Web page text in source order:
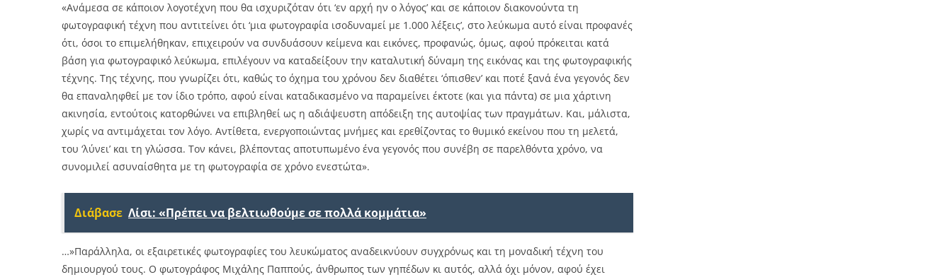
«Ανάμεσα σε κάποιον λογοτέχνη που θα ισχυριζόταν ότι ‘εν αρχή ην ο λόγος’ και σε κάποιον διακονούντα τη
φωτογραφική τέχνη που αντιτείνει ότι ‘μια φωτογραφία ισοδυναμεί με 1.000 λέξεις’, στο λεύκωμα αυτό είναι προφανές
ότι, όσοι το επιμελήθηκαν, επιχειρούν να συνδυάσουν κείμενα και εικόνες, προφανώς, όμως, αφού πρόκειται κατά
βάση για φωτογραφικό λεύκωμα, επιλέγουν να καταδείξουν την καταλυτική δύναμη της εικόνας και της φωτογραφικής
τέχνης. Της τέχνης, που γνωρίζει ότι, καθώς το όχημα του χρόνου δεν διαθέτει ‘όπισθεν’ και ποτέ ξανά ένα γεγονός δεν
θα επαναληφθεί με τον ίδιο τρόπο, αφού είναι καταδικασμένο να παραμείνει έκτοτε (και για πάντα) σε μια χάρτινη
ακινησία, εντούτοις κατορθώνει να επιβληθεί ως η αδιάψευστη απόδειξη της αυτοψίας των πραγμάτων. Και, μάλιστα,
χωρίς να αντιμάχεται τον λόγο. Αντίθετα, ενεργοποιώντας μνήμες και ερεθίζοντας το θυμικό εκείνου που τη μελετά,
του ‘λύνει’ και τη γλώσσα. Τον κάνει, βλέποντας αποτυπωμένο ένα γεγονός που συνέβη σε παρελθόντα χρόνο, να
συνομιλεί ασυναίσθητα με τη φωτογραφία σε χρόνο ενεστώτα».
Διάβασε Λίσι: «Πρέπει να βελτιωθούμε σε πολλά κομμάτια»
…»Παράλληλα, οι εξαιρετικές φωτογραφίες του λευκώματος αναδεικνύουν συγχρόνως και τη μοναδική τέχνη του
δημιουργού τους. Ο φωτογράφος Μιχάλης Παππούς, άνθρωπος των γηπέδων κι αυτός, αλλά όχι μόνον, αφού έχει